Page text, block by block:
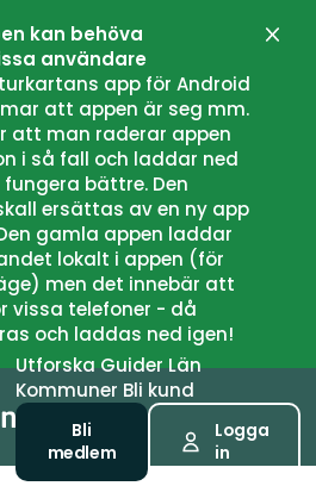
kan behöva
användare
app för Android
att appen är seg mm.
att man raderar appen
i så fall och laddar ned
bättre. Den
ersättas av en ny app
gamla appen laddar
lokalt i appen (för
men det innebär att
vissa telefoner - då
och laddas ned igen!
UtforskaGuiderLän
Kommuner Bli kund
Bli
medlem
Logga
in